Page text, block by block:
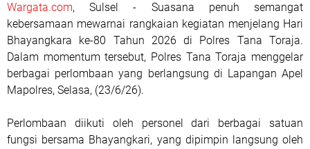
Wargata.com, Sulsel - Suasana penuh semangat
kebersamaan mewarnai rangkaian kegiatan menjelang Hari
Bhayangkara ke-80 Tahun 2026 di Polres Tana Toraja.
Dalam momentum tersebut, Polres Tana Toraja menggelar
berbagai perlombaan yang berlangsung di Lapangan Apel
Mapolres, Selasa, (23/6/26).
Perlombaan diikuti oleh personel dari berbagai satuan
fungsi bersama Bhayangkari, yang dipimpin langsung oleh